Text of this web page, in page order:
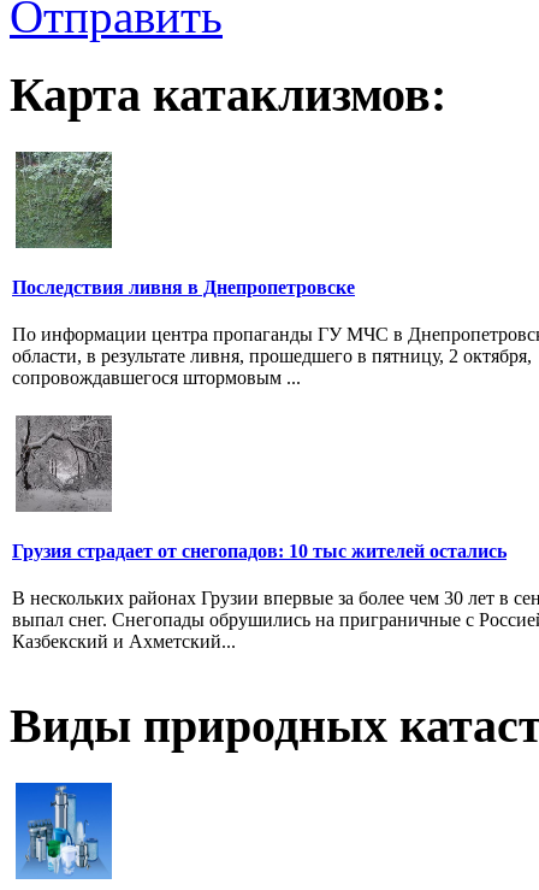
Отправить
Карта катаклизмов:
Последствия ливня в Днепропетровске
По информации центра пропаганды ГУ МЧС в
области, в результате ливня, прошедшего в пятницу, 2 октября,
сопровождавшегося штормовым ...
Грузия страдает от снегопадов: 10 тыс жителей остались
В нескольких районах Грузии впервые за более чем 30 лет в
выпал снег. Снегопады обрушились на приграничные с
Казбекский и Ахметский...
Виды природных